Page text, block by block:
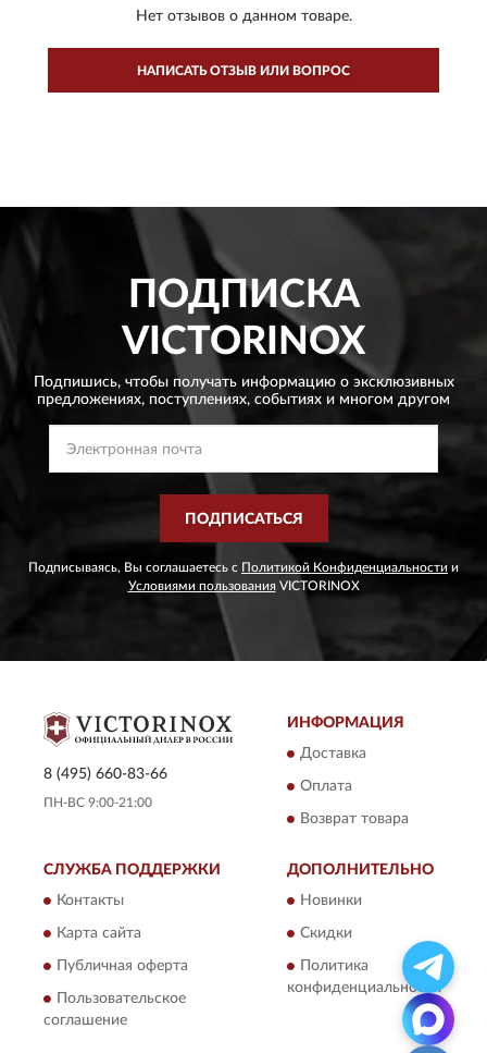
Нет отзывов о данном товаре.
НАПИСАТЬ ОТЗЫВ ИЛИ ВОПРОС
ПОДПИСКА
VICTORINOX
Подпишись, чтобы получать информацию о эксклюзивных
предложениях, поступлениях, событиях и многом другом
ПОДПИСАТЬСЯ
Подписываясь, Вы соглашаетесь с Политикой Конфиденциальности и
Условиями пользованияVICTORINOX
8 (495) 660-83-66
ПН-ВС 9:00-21:00
ИНФОРМАЦИЯ
Доставка
Оплата
Возврат товара
СЛУЖБА ПОДДЕРЖКИ
Контакты
Карта сайта
Публичная оферта
Пользовательское
соглашение
ДОПОЛНИТЕЛЬНО
Новинки
Скидки
Политика
конфиденциальности